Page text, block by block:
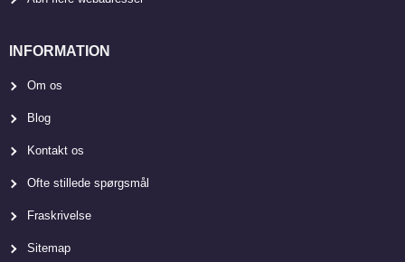
INFORMATION
Om os
Blog
Kontakt os
Ofte stillede spørgsmål
Fraskrivelse
Sitemap